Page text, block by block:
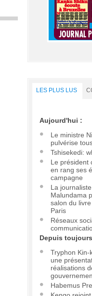
LES PLUS LUS
Aujourd'hui :
Le ministre
pulvérise
Tshisekedi:
Le président
en rang ses
campagne
La
Malundama
salon du
Paris
Réseaux
Depuis
Tryphon Kin-
une
réalisations
Habemus